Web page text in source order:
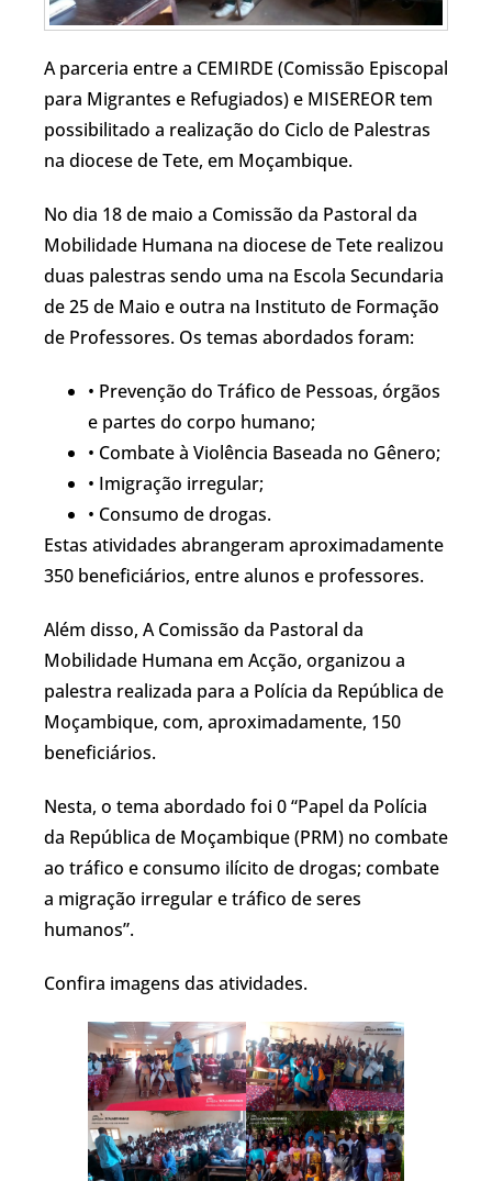
A parceria entre a CEMIRDE (Comissão Episcopal
para Migrantes e Refugiados) e MISEREOR tem
possibilitado a realização do Ciclo de Palestras
na diocese de Tete, em Moçambique.
No dia 18 de maio a Comissão da Pastoral da
Mobilidade Humana na diocese de Tete realizou
duas palestras sendo uma na Escola Secundaria
de 25 de Maio e outra na Instituto de Formação
de Professores. Os temas abordados foram:
• Prevenção do Tráfico de Pessoas, órgãos
e partes do corpo humano;
• Combate à Violência Baseada no Gênero;
• Imigração irregular;
• Consumo de drogas.
Estas atividades abrangeram aproximadamente
350 beneficiários, entre alunos e professores.
Além disso, A Comissão da Pastoral da
Mobilidade Humana em Acção, organizou a
palestra realizada para a Polícia da República de
Moçambique, com, aproximadamente, 150
beneficiários.
Nesta, o tema abordado foi 0 “Papel da Polícia
da República de Moçambique (PRM) no combate
ao tráfico e consumo ilícito de drogas; combate
a migração irregular e tráfico de seres
humanos”.
Confira imagens das atividades.